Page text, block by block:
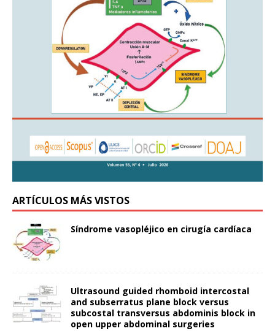
ARTÍCULOS MÁS VISTOS
Síndrome vasopléjico en cirugía cardíaca
Ultrasound guided rhomboid intercostal
and subserratus plane block versus
subcostal transversus abdominis block in
open upper abdominal surgeries